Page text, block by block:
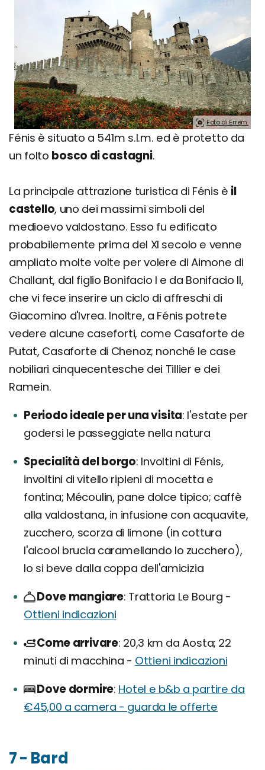
Foto di Errem.
Fénis è situato a 541m s.l.m. ed è protetto da
un folto bosco di castagni.
La principale attrazione turistica di Fénis è il
castello, uno dei massimi simboli del
medioevo valdostano. Esso fu edificato
probabilemente prima del XI secolo e venne
ampliato molte volte per volere di Aimone di
Challant, dal figlio Bonifacio I e da Bonifacio II,
che vi fece inserire un ciclo di affreschi di
Giacomino d'Ivrea. Inoltre, a Fénis potrete
vedere alcune caseforti, come Casaforte de
Putat, Casaforte di Chenoz; nonché le case
nobiliari cinquecentesche dei Tillier e dei
Ramein.
Periodo ideale per una visita l'estate per
godersi le passeggiate nella natura
Specialità del borgo Involtini di Fénis,
involtini di vitello ripieni di mocetta e
fontina; Mécoulin, pane dolce tipico; caffè
alla valdostana, in infusione con acquavite,
zucchero, scorza di limone (in cottura
l'alcool brucia caramellando lo zucchero),
lo si beve dalla coppa dell'amicizia
Dove mangiare Trattoria Le Bourg -
Ottieni indicazioni
Come arrivare 20,3 km da Aosta; 22
minuti di macchina - Ottieni indicazioni
Dove dormire Hotel e b&b a partire da
€45,00 a camera - guarda le offerte
7 - Bard